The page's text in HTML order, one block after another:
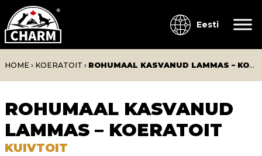
Eesti
HOME › KOERATOIT › ROHUMAAL KASVANUD LAMMAS – KOERATOIT
ROHUMAAL KASVANUD
LAMMAS – KOERATOIT
KUIVTOIT